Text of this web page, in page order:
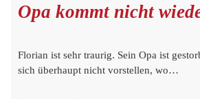
Opa kommt nicht
Florian ist sehr traurig. Sein Opa ist
sich überhaupt nicht vorstellen, wo…